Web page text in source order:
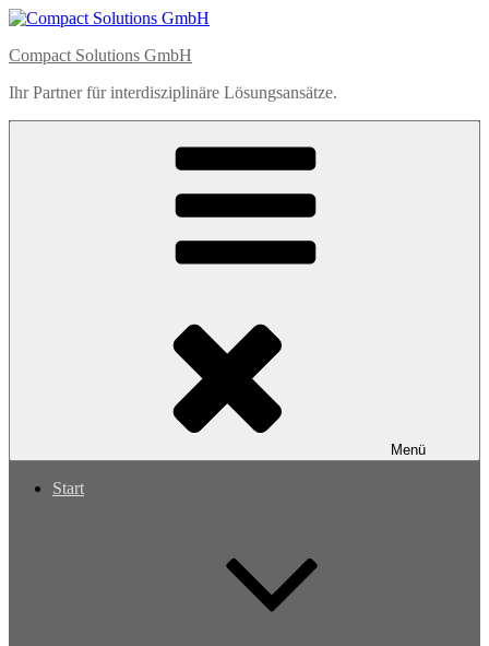
Zum
springen
Compact Solutions GmbH
Ihr Partner für interdisziplinäre Lösungsansätze.
Menü
Start